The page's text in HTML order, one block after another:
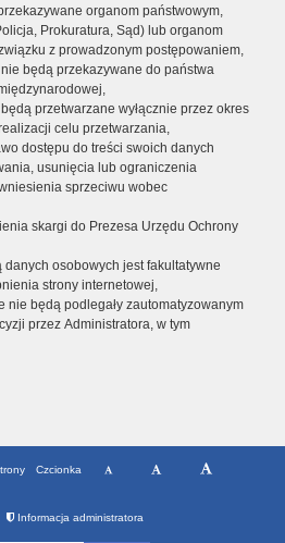
organom państwowym,
Prokuratura, Sąd) lub organom
z prowadzonym postępowaniem,
będą przekazywane do państwa
przetwarzane wyłącznie przez okres
celu przetwarzania,
dostępu do treści swoich danych
usunięcia lub ograniczenia
sprzeciwu wobec
skargi do Prezesa Urzędu Ochrony
osobowych jest fakultatywne
strony internetowej,
nie będą podlegały zautomatyzowanym
przez Administratora, w tym
Czcionka
Informacja administratora